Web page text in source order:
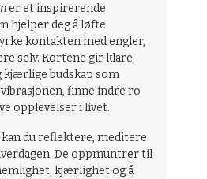
er et inspirerende
hjelper deg å løfte
kontakten med engler,
selv. Kortene gir klare,
budskap som
finne indre ro
opplevelser i livet.
du reflektere, meditere
De oppmuntrer til
kjærlighet og å